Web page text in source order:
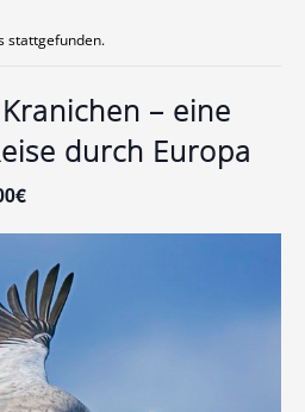
stattgefunden.
– eine
durch Europa